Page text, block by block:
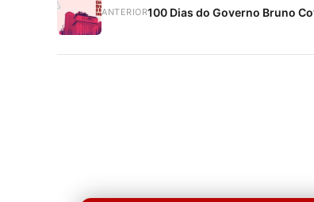
ANTERIOR100 Dias do Governo Bruno